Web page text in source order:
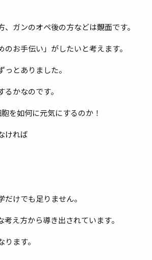
ガンのオペ後の方などは覿面です。
お手伝い」がしたいと考えます。
とありました。
かなのです。
を如何に元気にするのか！
ければ
けでも足りません。
え方から導き出されています。
ます。